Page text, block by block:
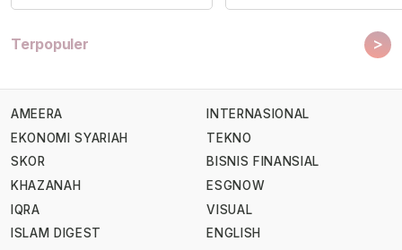
Terpopuler >
AMEERA
EKONOMI SYARIAH
SKOR
KHAZANAH
IQRA
ISLAM DIGEST
INTERNASIONAL
TEKNO
BISNIS FINANSIAL
ESGNOW
VISUAL
ENGLISH